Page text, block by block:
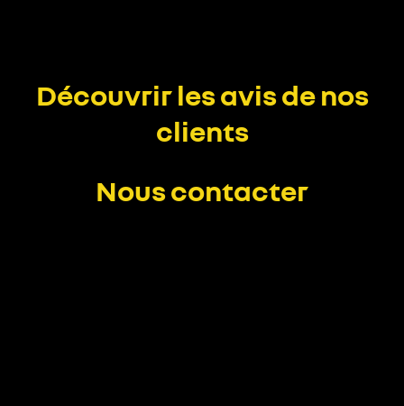
Découvrir les avis de nos
clients
Nous contacter